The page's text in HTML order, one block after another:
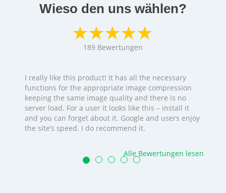
Wieso den uns wählen?
189 Bewertungen
I really like this product! It has all the necessary
functions for the appropriate image compression
keeping the same image quality and there is no
server load. For a user it looks like this – install it
and you can forget about it. Google and users enjoy
the site’s speed. I do recommend it.
Alle Bewertungen lesen